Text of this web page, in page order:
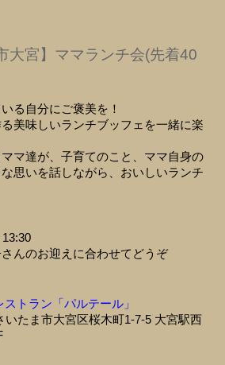
大宮】ママランチ会(先着40
る自分にご褒美を！
美味しいランチブッフェを一緒に楽
マ達が、子育てのこと、ママ自身の
思いを話しながら、おいしいランチ
んのお迎えに合わせてどうぞ
トラン「パルテール」
いたま市大宮区桜木町1-7-5 大宮駅西